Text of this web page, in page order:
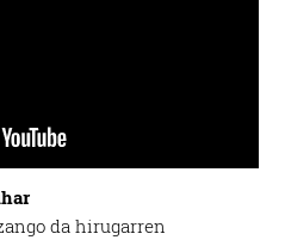
da hirugarren